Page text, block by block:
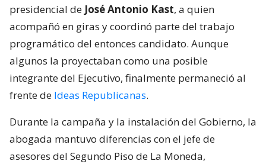
presidencial de José Antonio Kast, a quien
acompañó en giras y coordinó parte del trabajo
programático del entonces candidato. Aunque
algunos la proyectaban como una posible
integrante del Ejecutivo, finalmente permaneció al
frente de Ideas Republicanas.
Durante la campaña y la instalación del Gobierno, la
abogada mantuvo diferencias con el jefe de
asesores del Segundo Piso de La Moneda,